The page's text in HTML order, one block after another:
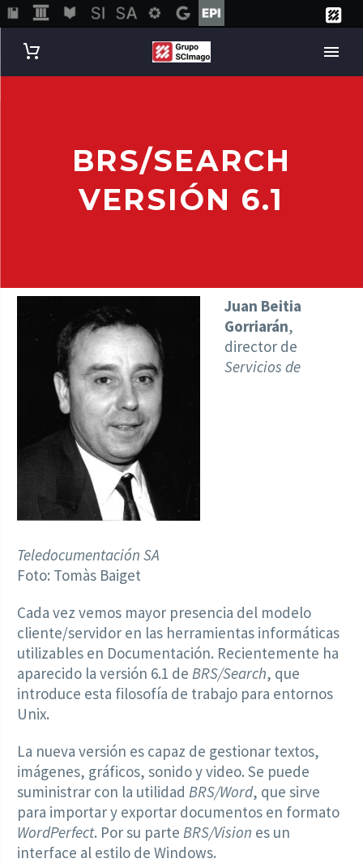
BRS/SEARCH
VERSIÓN 6.1
Juan Beitia
Gorriarán,
director de
Servicios de
Teledocumentación SA
Foto: Tomàs Baiget
Cada vez vemos mayor presencia del modelo
cliente/servidor en las herramientas informáticas
utilizables en Documentación. Recientemente ha
aparecido la versión 6.1 de BRS/Search, que
introduce esta filosofía de trabajo para entornos
Unix.
La nueva versión es capaz de gestionar textos,
imágenes, gráficos, sonido y video. Se puede
suministrar con la utilidad BRS/Word, que sirve
para importar y exportar documentos en formato
WordPerfect. Por su parte BRS/Vision es un
interface al estilo de Windows.